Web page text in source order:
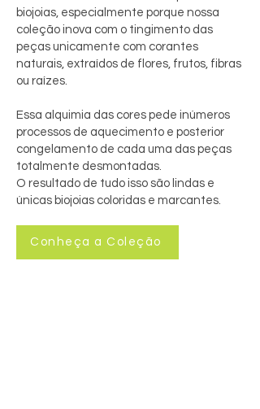
biojoias, especialmente porque nossa
coleção inova com o tingimento das
peças unicamente com corantes
naturais, extraídos de flores, frutos, fibras
ou raízes.
Essa alquimia das cores pede inúmeros
processos de aquecimento e posterior
congelamento de cada uma das peças
totalmente desmontadas.
O resultado de tudo isso são lindas e
únicas biojoias coloridas e marcantes.
Conheça a Coleção